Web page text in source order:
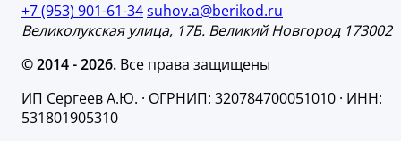
+7 (953) 901-61-34suhov.a@berikod.ru
Великолукская улица, 17Б. Великий Новгород 173002
© 2014 - 2026. Все права защищены
ИП Сергеев А.Ю. · ОГРНИП: 320784700051010 · ИНН:
531801905310